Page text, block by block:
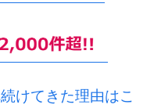
けてきた理由はこ